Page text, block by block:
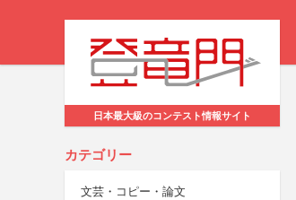
日本最大級のコンテスト情報サイト
カテゴリー
文芸・コピー・論文